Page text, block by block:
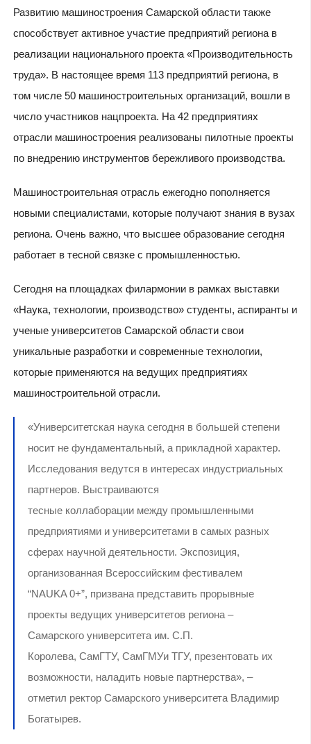
Развитию машиностроения Самарской области также
способствует активное участие предприятий региона в
реализации национального проекта «Производительность
труда». В настоящее время 113 предприятий региона, в
том числе 50 машиностроительных организаций, вошли в
число участников нацпроекта. На 42 предприятиях
отрасли машиностроения реализованы пилотные проекты
по внедрению инструментов бережливого производства.
Машиностроительная отрасль ежегодно пополняется
новыми специалистами, которые получают знания в вузах
региона. Очень важно, что высшее образование сегодня
работает в тесной связке с промышленностью.
Сегодня на площадках филармонии в рамках выставки
«Наука, технологии, производство» студенты, аспиранты и
ученые университетов Самарской области свои
уникальные разработки и современные технологии,
которые применяются на ведущих предприятиях
машиностроительной отрасли.
«Университетская наука сегодня в большей степени
носит не фундаментальный, а прикладной характер.
Исследования ведутся в интересах индустриальных
партнеров. Выстраиваются
тесные коллаборации между промышленными
предприятиями и университетами в самых разных
сферах научной деятельности. Экспозиция,
организованная Всероссийским фестивалем
“NAUKA 0+”, призвана представить прорывные
проекты ведущих университетов региона –
Самарского университета им. С.П.
Королева, СамГТУ, СамГМУи ТГУ, презентовать их
возможности, наладить новые партнерства», –
отметил ректор Самарского университета Владимир
Богатырев.